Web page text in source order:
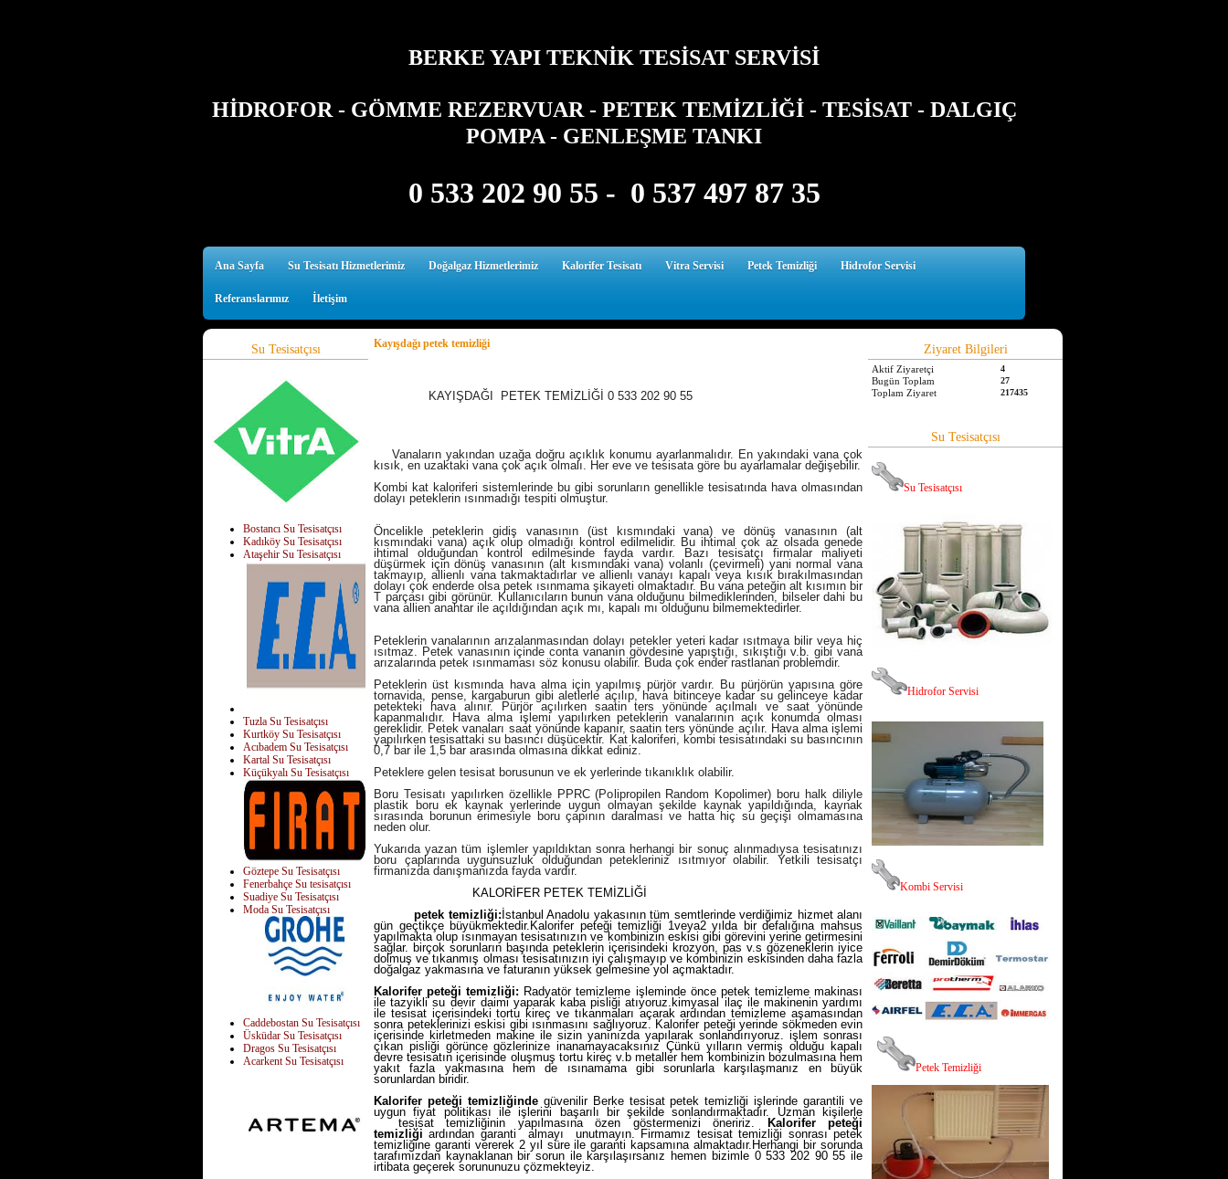
BERKE YAPI TEKNİK TESİSAT SERVİSİ
HİDROFOR - GÖMME REZERVUAR - PETEK TEMİZLİĞİ - TESİSAT - DALGIÇ
POMPA - GENLEŞME TANKI
0 533 202 90 55 - 0 537 497 87 35
Ana Sayfa Su Tesisatı Hizmetlerimiz Doğalgaz Hizmetlerimiz Kalorifer Tesisatı Vitra Servisi Petek Temizliği Hidrofor Servisi
Referanslarımız İletişim
Su Tesisatçısı
Bostancı Su Tesisatçısı
Kadıköy Su Tesisatçısı
Ataşehir Su Tesisatçısı
Tuzla Su Tesisatçısı
Kurtköy Su Tesisatçısı
Acıbadem Su Tesisatçısı
Kartal Su Tesisatçısı
Küçükyalı Su Tesisatçısı
Göztepe Su Tesisatçısı
Fenerbahçe Su tesisatçısı
Suadiye Su Tesisatçısı
Moda Su Tesisatçısı
Caddebostan Su Tesisatçısı
Üsküdar Su Tesisatçısı
Dragos Su Tesisatçısı
Acarkent Su Tesisatçısı
Kayışdağı petek temizliği
KAYIŞDAĞI PETEK TEMİZLİĞİ 0 533 202 90 55
Vanaların yakından uzağa doğru açıklık konumu ayarlanmalıdır. En yakındaki vana çok
kısık, en uzaktaki vana çok açık olmalı. Her eve ve tesisata göre bu ayarlamalar değişebilir.
Kombi kat kaloriferi sistemlerinde bu gibi sorunların genellikle tesisatında hava olmasından
dolayı peteklerin ısınmadığı tespiti olmuştur.
Öncelikle peteklerin gidiş vanasının (üst kısmındaki vana) ve dönüş vanasının (alt
kısmındaki vana) açık olup olmadığı kontrol edilmelidir. Bu ihtimal çok az olsada genede
ihtimal olduğundan kontrol edilmesinde fayda vardır. Bazı tesisatçı firmalar maliyeti
düşürmek için dönüş vanasının (alt kısmındaki vana) volanlı (çevirmeli) yani normal vana
takmayıp, allienlı vana takmaktadırlar ve allienlı vanayı kapalı veya kısık bırakılmasından
dolayı çok enderde olsa petek ısınmama şikayeti olmaktadır. Bu vana peteğin alt kısımın bir
T parçası gibi görünür. Kullanıcıların bunun vana olduğunu bilmediklerinden, bilseler dahi bu
vana allien anahtar ile açıldığından açık mı, kapalı mı olduğunu bilmemektedirler.
Peteklerin vanalarının arızalanmasından dolayı petekler yeteri kadar ısıtmaya bilir veya hiç
ısıtmaz. Petek vanasının içinde conta vananın gövdesine yapıştığı, sıkıştığı v.b. gibi vana
arızalarında petek ısınmaması söz konusu olabilir. Buda çok ender rastlanan problemdir.
Peteklerin üst kısmında hava alma için yapılmış pürjör vardır. Bu pürjörün yapısına göre
tornavida, pense, kargaburun gibi aletlerle açılıp, hava bitinceye kadar su gelinceye kadar
petekteki hava alınır. Pürjör açılırken saatin ters yönünde açılmalı ve saat yönünde
kapanmalıdır. Hava alma işlemi yapılırken peteklerin vanalarının açık konumda olması
gereklidir. Petek vanaları saat yönünde kapanır, saatin ters yönünde açılır. Hava alma işlemi
yapılırken tesisattaki su basıncı düşücektir. Kat kaloriferi, kombi tesisatındaki su basıncının
0,7 bar ile 1,5 bar arasında olmasına dikkat ediniz.
Peteklere gelen tesisat borusunun ve ek yerlerinde tıkanıklık olabilir.
Boru Tesisatı yapılırken özellikle PPRC (Polipropilen Random Kopolimer) boru halk diliyle
plastik boru ek kaynak yerlerinde uygun olmayan şekilde kaynak yapıldığında, kaynak
sırasında borunun erimesiyle boru çapının daralması ve hatta hiç su geçişi olmamasına
neden olur.
Yukarıda yazan tüm işlemler yapıldıktan sonra herhangi bir sonuç alınmadıysa tesisatınızı
boru çaplarında uygunsuzluk olduğundan petekleriniz ısıtmıyor olabilir. Yetkili tesisatçı
firmanızda danışmanızda fayda vardır.
KALORİFER PETEK TEMİZLİĞİ
petek temizliği: İstanbul Anadolu yakasının tüm semtlerinde verdiğimiz hizmet alanı
gün geçtikçe büyükmektedir.Kalorifer peteği temizliği 1veya2 yılda bir defalığına mahsus
yapılmakta olup ısınmayan tesisatınızın ve kombinizin eskisi gibi görevini yerine getirmesini
sağlar. birçok sorunların başında peteklerin içerisindeki krozyon, pas v.s gözeneklerin iyice
dolmuş ve tıkanmış olması tesisatınızın iyi çalışmayıp ve kombinizin eskisinden daha fazla
doğalgaz yakmasına ve faturanın yüksek gelmesine yol açmaktadır.
Kalorifer peteği temizliği: Radyatör temizleme işleminde önce petek temizleme makinası
ile tazyikli su devir daimi yaparak kaba pisliği atıyoruz. kimyasal ilaç ile makinenin yardımı
ile tesisat içerisindeki tortu kireç ve tıkanmaları açarak ardından temizleme aşamasından
sonra peteklerinizi eskisi gibi ısınmasını sağlıyoruz. Kalorifer peteği yerinde sökmeden evin
içerisinde kirletmeden makine ile sizin yanınızda yapılarak sonlandırıyoruz. işlem sonrası
çıkan pisliği görünce gözlerinize inanamayacaksınız Çünkü yılların vermiş olduğu kapalı
devre tesisatın içerisinde oluşmuş tortu kireç v.b metaller hem kombinizin bozulmasına hem
yakıt fazla yakmasına hem de ısınamama gibi sorunlarla karşılaşmanız en büyük
sorunlardan biridir.
Kalorifer peteği temizliğinde güvenilir Berke tesisat petek temizliği işlerinde garantili ve
uygun fiyat politikası ile işlerini başarılı bir şekilde sonlandırmaktadır. Uzman kişilerle
tesisat temizliğinin yapılmasına özen göstermenizi öneririz.
Kalorifer peteği
temizliği ardından garanti almayı unutmayın. Firmamız tesisat temizliği sonrası petek
temizliğine garanti vererek 2 yıl süre ile garanti kapsamına almaktadır.Herhangi bir sorunda
tarafımızdan kaynaklanan bir sorun ile karşılaşırsanız hemen bizimle 0 533 202 90 55 ile
irtibata geçerek sorununuzu çözmekteyiz.
Ziyaret Bilgileri
Aktif Ziyaretçi 4
Bugün Toplam 27
Toplam Ziyaret 217435
Su Tesisatçısı
Su Tesisatçısı
Hidrofor Servisi
Kombi Servisi
Petek Temizliği